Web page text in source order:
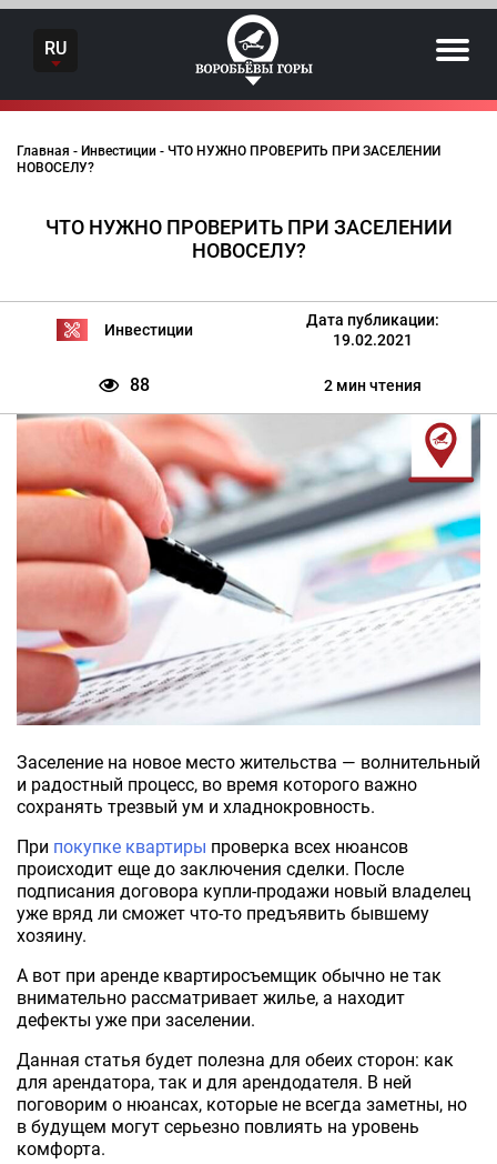
Skip
contentRU
Главная - Инвестиции - ЧТО НУЖНО ПРОВЕРИТЬ ПРИ ЗАСЕЛЕНИИ
НОВОСЕЛУ?
ЧТО НУЖНО ПРОВЕРИТЬ ПРИ ЗАСЕЛЕНИИ
НОВОСЕЛУ?
Инвестиции
Дата публикации:
19.02.2021
88 2 мин чтения
Заселение на новое место жительства — волнительный
и радостный процесс, во время которого важно
сохранять трезвый ум и хладнокровность.
При покупке квартиры проверка всех нюансов
происходит еще до заключения сделки. После
подписания договора купли-продажи новый владелец
уже вряд ли сможет что-то предъявить бывшему
хозяину.
А вот при аренде квартиросъемщик обычно не так
внимательно рассматривает жилье, а находит
дефекты уже при заселении.
Данная статья будет полезна для обеих сторон: как
для арендатора, так и для арендодателя. В ней
поговорим о нюансах, которые не всегда заметны, но
в будущем могут серьезно повлиять на уровень
комфорта.